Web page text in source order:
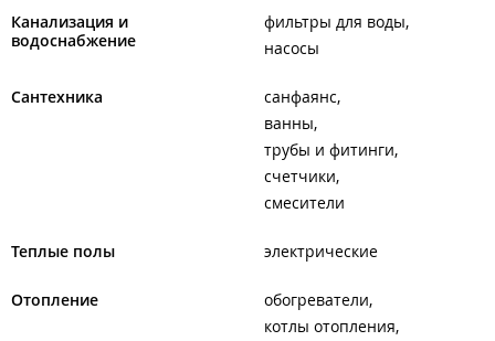
Канализация и
водоснабжение
фильтры для воды
насосы
Сантехника
санфаянс
ванны
трубы и фитинги
счетчики
смесители
Теплые полы электрические
Отопление
обогреватели
котлы отопления